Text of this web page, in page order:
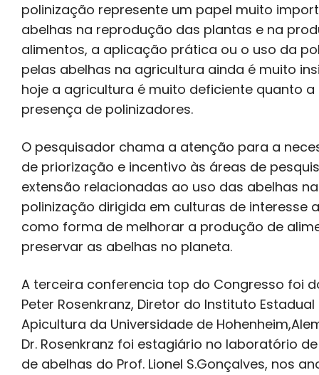
polinização represente um papel muito
abelhas na reprodução das plantas e na
alimentos, a aplicação prática ou o uso da
pelas abelhas na agricultura ainda é muito
hoje a agricultura é muito deficiente quanto a
presença de polinizadores.
O pesquisador chama a atenção para a
de priorização e incentivo às áreas de
extensão relacionadas ao uso das abelhas na
polinização dirigida em culturas de interesse
como forma de melhorar a produção de
preservar as abelhas no planeta.
A terceira conferencia top do Congresso foi
Peter Rosenkranz, Diretor do Instituto Estadual
Apicultura da Universidade de
Dr. Rosenkranz foi estagiário no laboratório
de abelhas do Prof. Lionel S.Gonçalves, nos